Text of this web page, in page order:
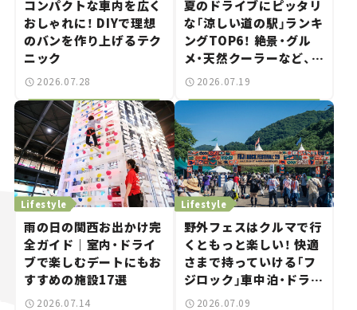
コンパクトな車内を広く
おしゃれに！ DIYで理想
のバンを作り上げるテク
ニック
2026.07.28
夏のドライブにピッタリ
な「涼しい道の駅」ランキ
ングTOP6！ 絶景・グル
メ・天然クーラーなど、避
暑におすすめのスポット
を紹介【道の駅マニアの
推し駅ガイド】vol.15
2026.07.19
Lifestyle
雨の日の関西お出かけ完
全ガイド｜室内・ドライ
ブで楽しむデートにもお
すすめの施設17選
2026.07.14
Lifestyle
野外フェスはクルマで行
くともっと楽しい！ 快適
さまで持っていける「フ
ジロック」車中泊・ドライ
ブガイド。
2026.07.09